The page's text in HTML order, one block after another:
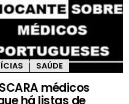
SAÚDE
médicos
há listas de